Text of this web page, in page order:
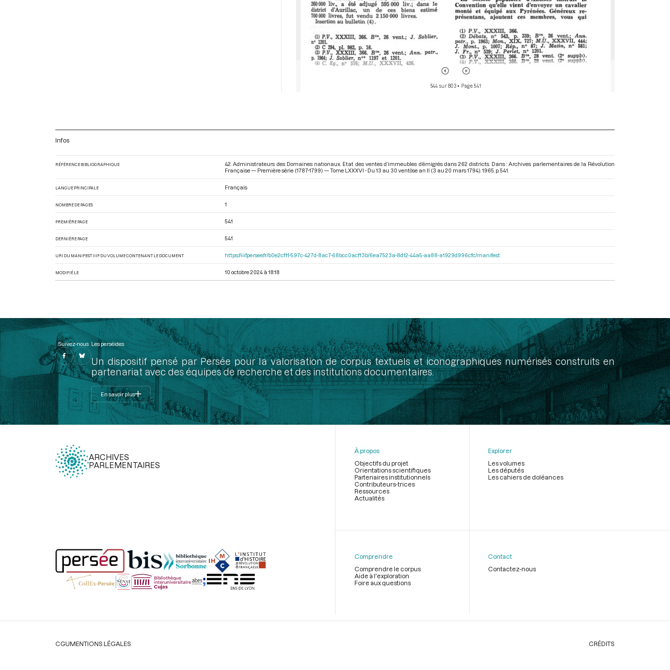
544 sur 803• Page 541
Infos
RÉFÉRENCE BIBLIOGRAPHIQUE
42. Administrateurs des Domaines nationaux. Etat des ventes d’immeubles d’émigrés dans 262 districts. Dans : Archives parlementaires de la Révolution
Française — Première série (1787-1799) — Tome LXXXVI - Du 13 au 30 ventôse an II (3 au 20 mars 1794) . 1965. p. 541.
LANGUE PRINCIPALE Français
NOMBRE DE PAGES 1
PREMIÈRE PAGE 541
DERNIÈRE PAGE 541
URI DU MANIFEST IIIF DU VOLUME CONTENANT LE DOCUMENT https://iiif.persee.fr/b0e2cf11-597c-427d-8ac7-68bcc0acf13b/6ea7523a-8d12-44a5-aa88-a1929d996cfc/manifest
MODIFIÉ LE 10 octobre 2024 à 18:18
Suivez-nous Les perséides
Un dispositif pensé par Persée pour la valorisation de corpus textuels et iconographiques numérisés construits en
partenariat avec des équipes de recherche et des institutions documentaires.
En savoir plus
ARCHIVES
PARLEMENTAIRES
page
À propos
Objectifs du projet
Orientations scientifiques
Partenaires institutionnels
Contributeurs-trices
Ressources
Actualités
Explorer
Les volumes
Les députés
Les cahiers de doléances
Comprendre
Comprendre le corpus
Aide à l'exploration
Foire aux questions
Contact
Contactez-nous
Légal
CGUMENTIONS LÉGALES CRÉDITS